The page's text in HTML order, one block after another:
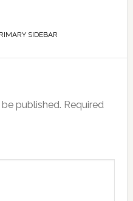
SIDEBAR
published. Required